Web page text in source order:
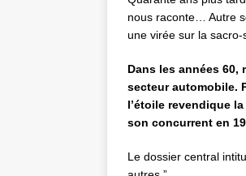
nous raconte… Autre
une virée sur la sacro-
Dans les années 60,
secteur automobile.
l’étoile revendique
son concurrent en
Le dossier central